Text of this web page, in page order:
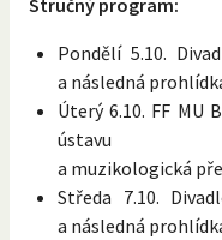
Pondělí 5.10.
a následná
Úterý 6.10. FF MU
ústavu
a muzikologická
Středa 7.10.
a následná